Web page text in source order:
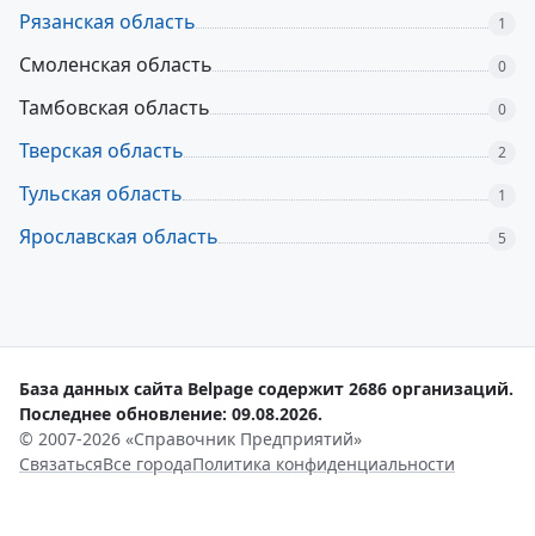
Рязанская область 1
Смоленская область 0
Тамбовская область 0
Тверская область 2
Тульская область 1
Ярославская область 5
База данных сайта Belpage содержит 2686 организаций.
Последнее обновление: 09.08.2026.
© 2007-2026 «Справочник Предприятий»
СвязатьсяВсе городаПолитика конфиденциальности